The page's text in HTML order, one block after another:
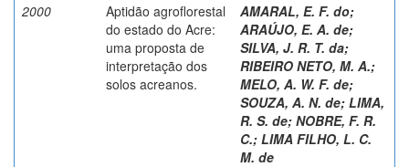
2000
Aptidão agroflorestal
do estado do Acre:
uma proposta de
interpretação dos
solos acreanos.
AMARAL, E. F. do;
ARAÚJO, E. A. de;
SILVA, J. R. T. da;
RIBEIRO NETO, M. A.;
MELO, A. W. F. de;
SOUZA, A. N. de; LIMA,
R. S. de; NOBRE, F. R.
C.; LIMA FILHO, L. C.
M. de